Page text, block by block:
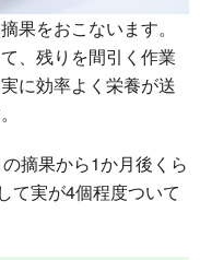
果をおこないます。
、残りを間引く作業
に効率よく栄養が送
摘果から1か月後くら
て実が4個程度ついて